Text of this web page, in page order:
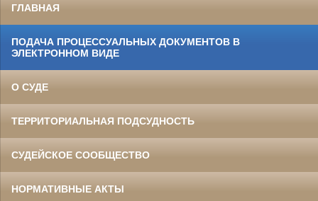
ГЛАВНАЯ
ПОДАЧА ПРОЦЕССУАЛЬНЫХ ДОКУМЕНТОВ В
ЭЛЕКТРОННОМ ВИДЕ
О СУДЕ
ТЕРРИТОРИАЛЬНАЯ ПОДСУДНОСТЬ
СУДЕЙСКОЕ СООБЩЕСТВО
НОРМАТИВНЫЕ АКТЫ